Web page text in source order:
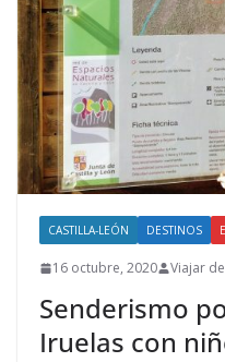
CASTILLA-LEÓN DESTINOS
16 octubre, 2020 Viajar
Senderismo
Iruelas con